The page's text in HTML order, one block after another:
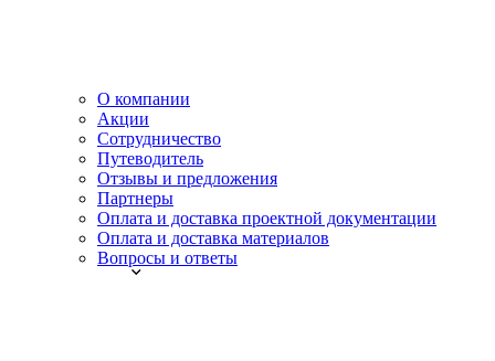
О компании
Акции
Сотрудничество
Путеводитель
Отзывы и предложения
Партнеры
Оплата и доставка проектной документации
Оплата и доставка материалов
Вопросы и ответы